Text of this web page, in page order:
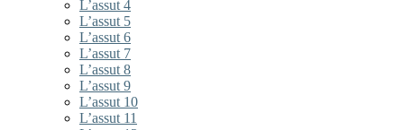
L’assut 4
L’assut 5
L’assut 6
L’assut 7
L’assut 8
L’assut 9
L’assut 10
L’assut 11